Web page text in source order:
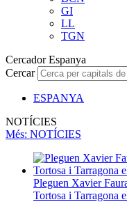
GI
LL
TGN
Cercador Espanya
Cercar
ESPANYA
NOTÍCIES
Més: NOTÍCIES
Pleguen Xavier
Tortosa i Tarragona